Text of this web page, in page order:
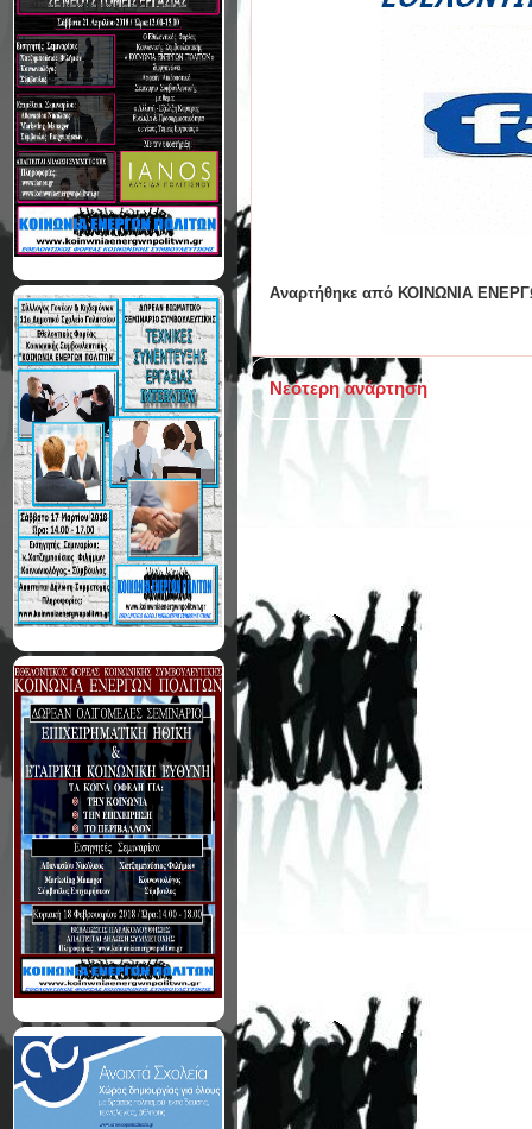
Αναρτήθηκε από ΚΟΙΝΩΝΙΑ
Νεότερη ανάρτηση